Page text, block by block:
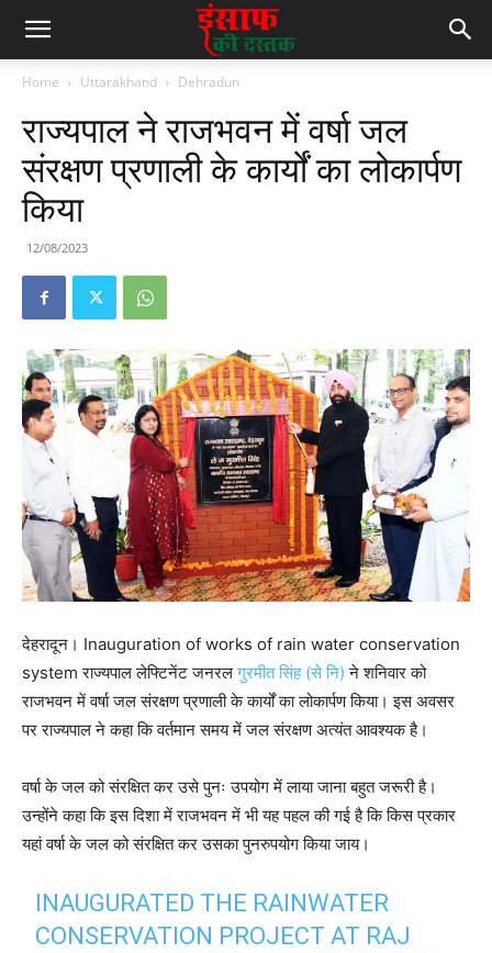
Home Uttarakhand Dehradun
राज्यपाल ने राजभवन में वर्षा जल
संरक्षण प्रणाली के कार्यों का लोकार्पण
किया
12/08/2023
देहरादून। Inauguration of works of rain water conservation
system राज्यपाल लेफ्टिनेंट जनरलगुरमीत सिंह (से नि) ने शनिवार को
राजभवन में वर्षा जल संरक्षण प्रणाली के कार्यों का लोकार्पण किया। इस अवसर
पर राज्यपाल ने कहा कि वर्तमान समय में जल संरक्षण अत्यंत आवश्यक है।
वर्षा के जल को संरक्षित कर उसे पुनः उपयोग में लाया जाना बहुत जरूरी है।
उन्होंने कहा कि इस दिशा में राजभवन में भी यह पहल की गई है कि किस प्रकार
यहां वर्षा के जल को संरक्षित कर उसका पुनरुपयोग किया जाय।
INAUGURATED THE RAINWATER
CONSERVATION PROJECT AT RAJ